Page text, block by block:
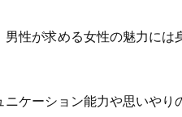
男性が求める女性の魅力には
ニケーション能力や思いや